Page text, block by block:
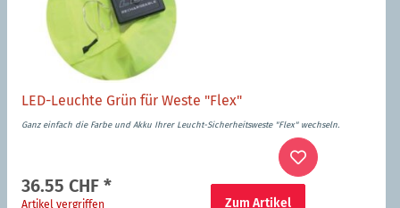
LED-Leuchte Grün für Weste "Flex"
Ganz einfach die Farbe und Akku Ihrer Leucht-Sicherheitsweste "Flex" wechseln.
36.55 CHF *
Artikel vergriffen Zum Artikel